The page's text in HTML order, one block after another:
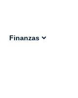
Finanzas